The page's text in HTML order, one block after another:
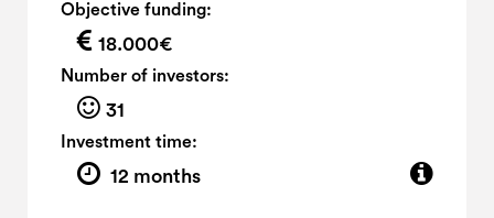
Objective funding:
18.000€
Number of investors:
31
Investment time:
12 months